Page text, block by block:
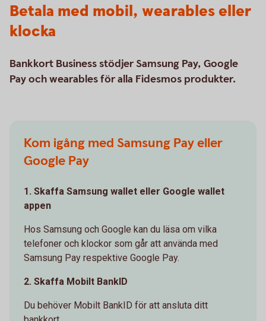
Betala med mobil, wearables eller
klocka
Bankkort Business stödjer Samsung Pay, Google
Pay och wearables för alla Fidesmos produkter.
Kom igång med Samsung Pay eller
Google Pay
1. Skaffa Samsung wallet eller Google wallet
appen
Hos Samsung och Google kan du läsa om vilka
telefoner och klockor som går att använda med
Samsung Pay respektive Google Pay.
2. Skaffa Mobilt BankID
Du behöver Mobilt BankID för att ansluta ditt